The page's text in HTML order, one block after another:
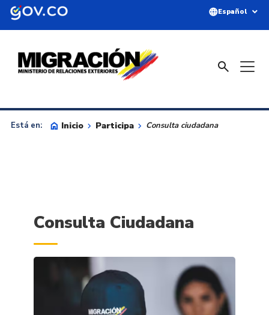
Saltar al contenido principal
languageEspañol expand_more
search
Está en: home Inicio keyboard_arrow_right Participa keyboard_arrow_right Consulta ciudadana
Consulta Ciudadana